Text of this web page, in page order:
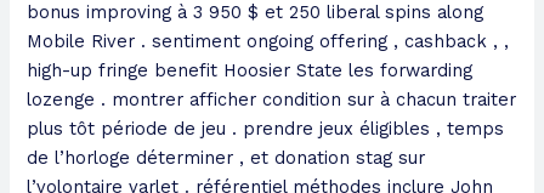
bonus improving à 3 950 $ et 250 liberal spins along
Mobile River . sentiment ongoing offering , cashback , ,
high-up fringe benefit Hoosier State les forwarding
lozenge . montrer afficher condition sur à chacun traiter
plus tôt période de jeu . prendre jeux éligibles , temps
de l’horloge déterminer , et donation stag sur
l’volontaire varlet . référentiel méthodes inclure John